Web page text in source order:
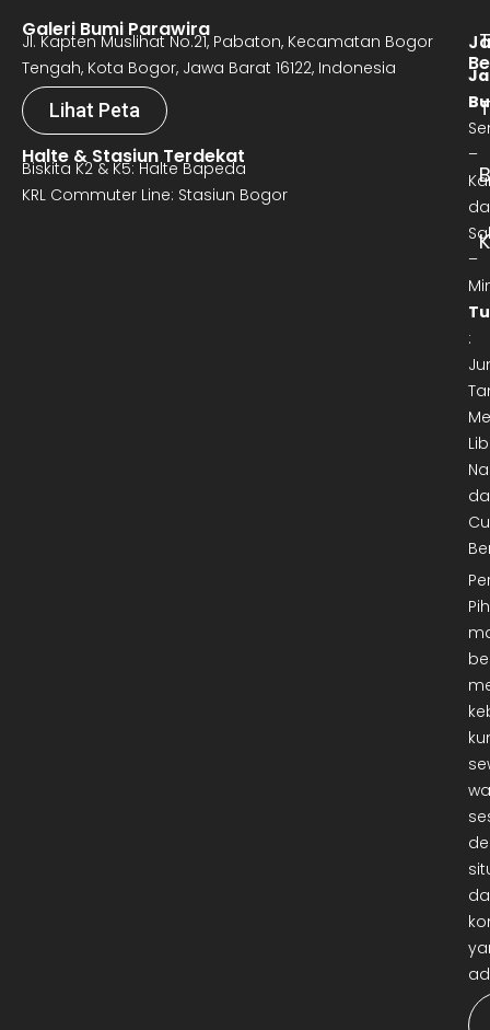
Galeri Bumi Parawira
Jl. Kapten Muslihat No.21, Pabaton, Kecamatan Bogor
Tengah, Kota Bogor, Jawa Barat 16122, Indonesia
Lihat Peta
Halte & Stasiun Terdekat
Biskita K2 & K5: Halte Bapeda
KRL Commuter Line: Stasiun Bogor
–
–
: